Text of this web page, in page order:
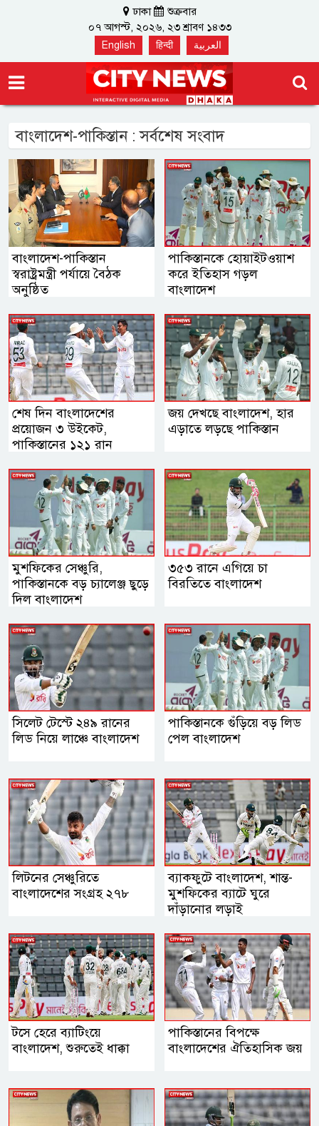
ঢাকা
শুক্রবার
০৭ আগস্ট, ২০২৬, ২৩ শ্রাবণ ১৪৩৩
English हिन्दी العربية
বাংলাদেশ-পাকিস্তান : সর্বশেষ সংবাদ
বাংলাদেশ-পাকিস্তান
স্বরাষ্ট্রমন্ত্রী পর্যায়ে বৈঠক
অনুষ্ঠিত
পাকিস্তানকে হোয়াইটওয়াশ
করে ইতিহাস গড়ল
বাংলাদেশ
শেষ দিন বাংলাদেশের
প্রয়োজন ৩ উইকেট,
পাকিস্তানের ১২১ রান
জয় দেখছে বাংলাদেশ, হার
এড়াতে লড়ছে পাকিস্তান
মুশফিকের সেঞ্চুরি,
পাকিস্তানকে বড় চ্যালেঞ্জ ছুড়ে
দিল বাংলাদেশ
৩৫৩ রানে এগিয়ে চা
বিরতিতে বাংলাদেশ
সিলেট টেস্টে ২৪৯ রানের
লিড নিয়ে লাঞ্চে বাংলাদেশ
পাকিস্তানকে গুঁড়িয়ে বড় লিড
পেল বাংলাদেশ
লিটনের সেঞ্চুরিতে
বাংলাদেশের সংগ্রহ ২৭৮
ব্যাকফুটে বাংলাদেশ, শান্ত-
মুশফিকের ব্যাটে ঘুরে
দাঁড়ানোর লড়াই
টসে হেরে ব্যাটিংয়ে
বাংলাদেশ, শুরুতেই ধাক্কা
পাকিস্তানের বিপক্ষে
বাংলাদেশের ঐতিহাসিক জয়